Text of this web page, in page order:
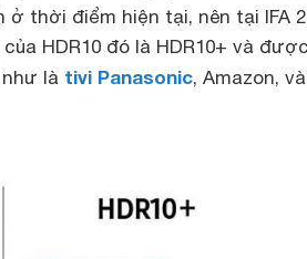
thời điểm hiện tại, nên tại IFA
HDR10 đó là HDR10+ và
là tivi Panasonic, Amazon,